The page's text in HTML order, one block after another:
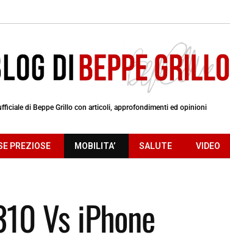
di Beppe Grillo con articoli, approfondimenti ed opinioni
PREZIOSE MOBILITA’ SALUTE VIDEO
Vs iPhone